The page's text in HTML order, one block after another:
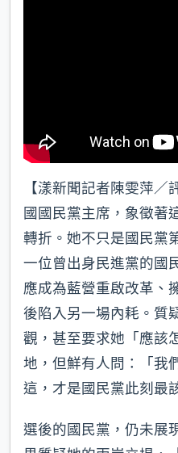
【漾新聞記者陳雯萍／
國國民黨主席，象徵著
轉折。她不只是國民黨
一位曾出身民進黨的國
應成為藍營重啟改革、
後陷入另一場內耗。質
觀，甚至要求她「應該
地，但鮮有人問：「
這，才是國民黨此刻最
選後的國民黨，仍未展